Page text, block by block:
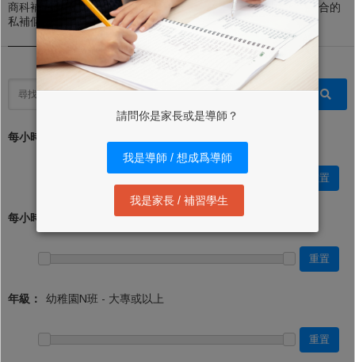
請問你是家長或是導師？
我是導師 / 想成爲導師
我是家長 / 補習學生
商科補習，還是高中、初中、小學補習，導師都能即時配對到適合的
私補個案。
每小時學費 (最低)：*
重置
每小時學費 (最高)：
重置
年級：
重置